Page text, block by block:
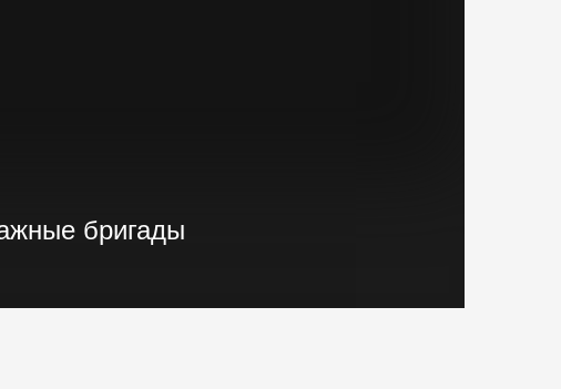
бригады
"Нулевого цикла" в кратчайшие сроки.